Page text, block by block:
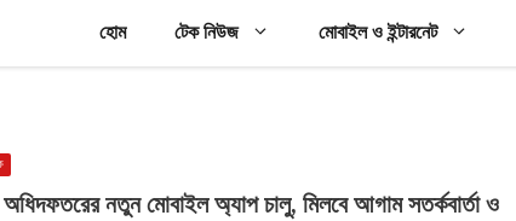
হোম টেক নিউজ মোবাইল ও ইন্টারনেট
নতুন মোবাইল অ্যাপ চালু, মিলবে আগাম সতর্কবার্তা ও